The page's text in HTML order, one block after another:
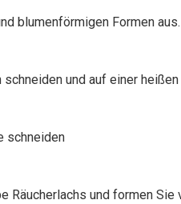
blumenförmigen Formen aus.
und auf einer
schneiden
Räucherlachs und formen Sie